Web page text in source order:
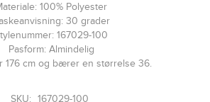
100% Polyester
30 grader
167029-100
Pasform: Almindelig
176 cm og bærer en størrelse 36.
SKU: 167029-100